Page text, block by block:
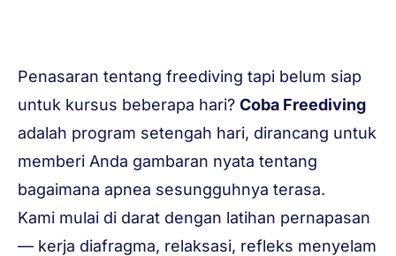
Penasaran tentang freediving tapi belum siap
untuk kursus beberapa hari? Coba Freediving
adalah program setengah hari, dirancang untuk
memberi Anda gambaran nyata tentang
bagaimana apnea sesungguhnya terasa.
Kami mulai di darat dengan latihan pernapasan
— kerja diafragma, relaksasi, refleks menyelam